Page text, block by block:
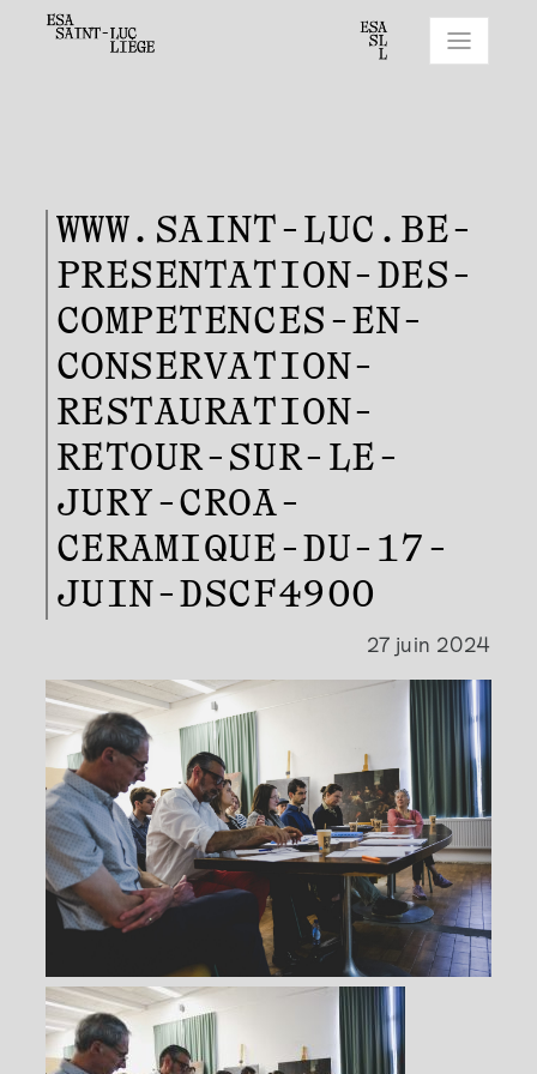
WWW.SAINT-LUC.BE-
PRESENTATION-DES-
COMPETENCES-EN-
CONSERVATION-
RESTAURATION-
RETOUR-SUR-LE-
JURY-CROA-
CERAMIQUE-DU-17-
JUIN-DSCF4900
27 juin 2024